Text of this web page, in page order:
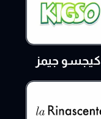
كيجسو جيمز